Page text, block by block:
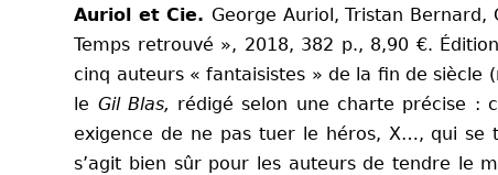
Auriol et Cie. George Auriol, Tristan Bernard,
Temps retrouvé », 2018, 382 p., 8,90 €.
cinq auteurs « fantaisistes » de la fin de siècle
le Gil Blas, rédigé selon une charte précise :
exigence de ne pas tuer le héros, X…, qui se
s’agit bien sûr pour les auteurs de tendre le